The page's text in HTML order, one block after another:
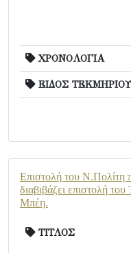
ΧΡΟΝΟΛΟΓΙΑ
ΕΙΔΟΣ ΤΕΚΜΗΡΙΟΥ
Επιστολή του Ν.Πολίτη
διαβιβάζει επιστολή
Μπέη.
ΤΙΤΛΟΣ